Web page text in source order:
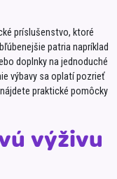
príslušenstvo, ktoré
patria napríklad
doplnky na jednoduché
výbavy sa oplatí pozrieť
praktické pomôcky
výživu